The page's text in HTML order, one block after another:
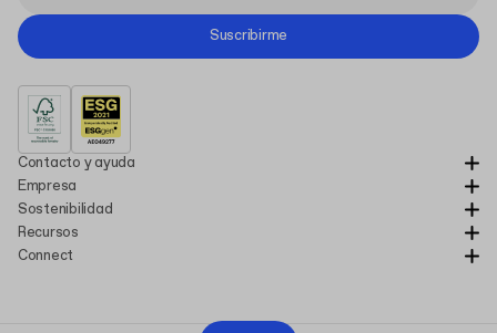
Contacto y ayuda
Empresa
Sostenibilidad
Recursos
Connect
Suscribirme